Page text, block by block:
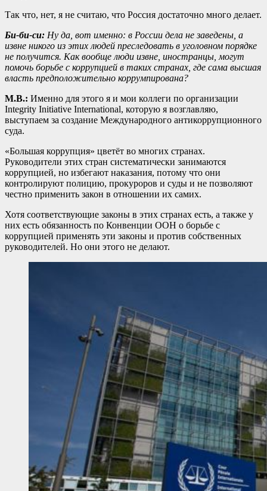
Так что, нет, я не считаю, что Россия достаточно много делает.
Би-би-си: Ну да, вот именно: в России дела не заведены, а
извне никого из этих людей преследовать в уголовном порядке
не получится. Как вообще люди извне, иностранцы, могут
помочь борьбе с коррупцией в таких странах, где сама высшая
власть предположительно коррумпирована?
М.В.: Именно для этого я и мои коллеги по организации
Integrity Initiative International, которую я возглавляю,
выступаем за создание Международного антикоррупционного
суда.
«Большая коррупция» цветёт во многих странах.
Руководители этих стран систематически занимаются
коррупцией, но избегают наказания, потому что они
контролируют полицию, прокуроров и суды и не позволяют
честно применить закон в отношении их самих.
Хотя соответствующие законы в этих странах есть, а также у
них есть обязанность по Конвенции ООН о борьбе с
коррупцией применять эти законы и против собственных
руководителей. Но они этого не делают.